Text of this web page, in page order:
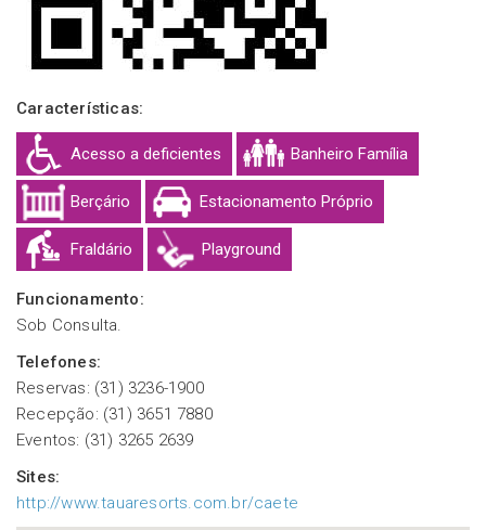
Características:
Acesso a deficientes Banheiro Família
Berçário Estacionamento Próprio
Fraldário Playground
Funcionamento:
Sob Consulta.
Telefones:
Reservas: (31) 3236-1900
Recepção: (31) 3651 7880
Eventos: (31) 3265 2639
Sites:
http://www.tauaresorts.com.br/caete